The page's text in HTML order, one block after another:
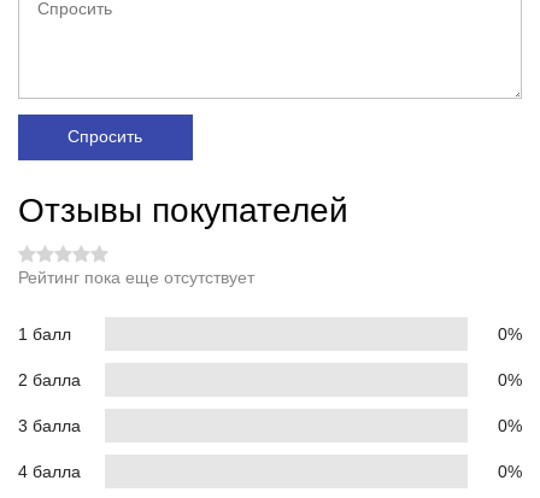
Спросить
Отзывы покупателей
Рейтинг пока еще отсутствует
1 балл 0%
2 балла 0%
3 балла 0%
4 балла 0%